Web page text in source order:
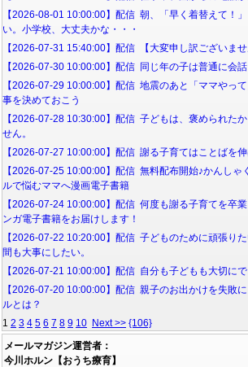
【2026-08-01 10:00:00】配信 朝、「早く着替えて！
い。小学校、大丈夫かな・・・
【2026-07-31 15:40:00】配信 【大変申し訳ございませ
【2026-07-30 10:00:00】配信 同じ年の子は普通に会
【2026-07-29 10:00:00】配信 地震のあと「ママやっ
事を決めておこう
【2026-07-28 10:30:00】配信 子どもは、褒められた
せん。
【2026-07-27 10:00:00】配信 謝る子育てはことばを
【2026-07-25 10:00:00】配信 無料配布開始♪かんしゃ
ルで悩むママへ漫画電子書籍
【2026-07-24 10:00:00】配信 何度も謝る子育てを卒
ンガ電子書籍をお届けします！
【2026-07-22 10:20:00】配信 子どものために頑張り
間も大事にしたい。
【2026-07-21 10:00:00】配信 自分も子どもも大切にで
【2026-07-20 10:00:00】配信 親子のお出かけを失敗
ルとは？
1 2 3 4 5 6 7 8 9 10 Next >> {106}
メールマガジン運営者：
今川ホルン【おうち療育】